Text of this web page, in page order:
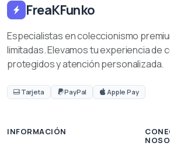
FreaKFunko
Especialistas en coleccionismo
limitadas. Elevamos tu experiencia de
protegidos y atención personalizada.
Tarjeta PayPal Apple Pay
INFORMACIÓN